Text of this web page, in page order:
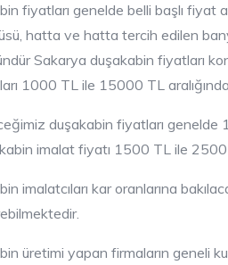
fiyatları genelde belli başlı fiyat
hatta ve hatta tercih edilen
Sakarya duşakabin fiyatları
1000 TL ile 15000 TL
duşakabin fiyatları
imalat fiyatı 1500 TL ile 2500
imalatcıları kar oranlarına
üretimi yapan firmaların geneli